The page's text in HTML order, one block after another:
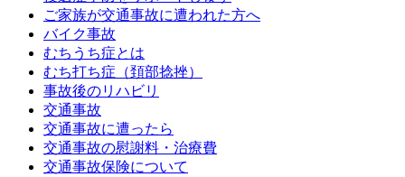
ご家族が交通事故に遭われた方へ
バイク事故
むちうち症とは
むち打ち症（頚部捻挫）
事故後のリハビリ
交通事故
交通事故に遭ったら
交通事故の慰謝料・治療費
交通事故保険について